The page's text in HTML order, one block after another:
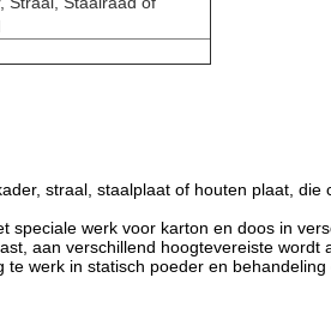
straal, staalplaat of houten plaat,
speciale werk voor karton en doos in
aan verschillend hoogtevereiste
werk in statisch poeder en